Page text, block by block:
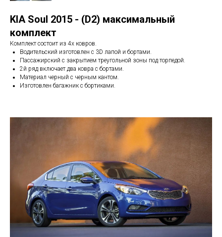
KIA Soul 2015 - (D2) максимальный
комплект
Комплект состоит из 4х ковров.
Водительский изготовлен с 3D лапой и бортами.
Пассажирский с закрытием треугольной зоны под торпедой.
2й ряд включает два ковра с бортами.
Материал черный с черным кантом.
Изготовлен багажник с бортиками.